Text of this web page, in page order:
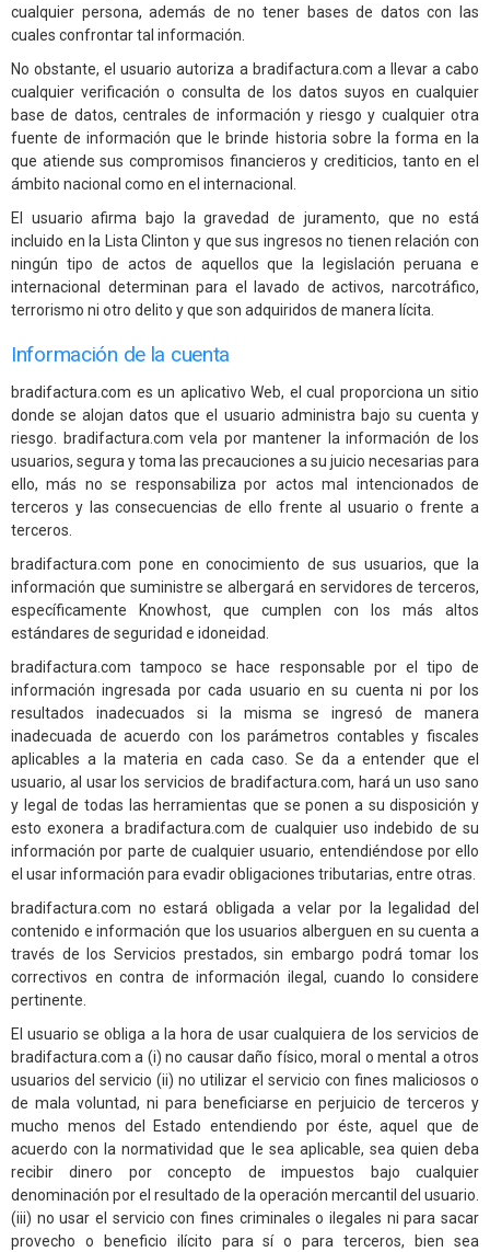
cualquier persona, además de no tener bases de datos con las
cuales confrontar tal información.
No obstante, el usuario autoriza a bradifactura.com a llevar a cabo
cualquier verificación o consulta de los datos suyos en cualquier
base de datos, centrales de información y riesgo y cualquier otra
fuente de información que le brinde historia sobre la forma en la
que atiende sus compromisos financieros y crediticios, tanto en el
ámbito nacional como en el internacional.
El usuario afirma bajo la gravedad de juramento, que no está
incluido en la Lista Clinton y que sus ingresos no tienen relación con
ningún tipo de actos de aquellos que la legislación peruana e
internacional determinan para el lavado de activos, narcotráfico,
terrorismo ni otro delito y que son adquiridos de manera lícita.
Información de la cuenta
bradifactura.com es un aplicativo Web, el cual proporciona un sitio
donde se alojan datos que el usuario administra bajo su cuenta y
riesgo. bradifactura.com vela por mantener la información de los
usuarios, segura y toma las precauciones a su juicio necesarias para
ello, más no se responsabiliza por actos mal intencionados de
terceros y las consecuencias de ello frente al usuario o frente a
terceros.
bradifactura.com pone en conocimiento de sus usuarios, que la
información que suministre se albergará en servidores de terceros,
específicamente Knowhost, que cumplen con los más altos
estándares de seguridad e idoneidad.
bradifactura.com tampoco se hace responsable por el tipo de
información ingresada por cada usuario en su cuenta ni por los
resultados inadecuados si la misma se ingresó de manera
inadecuada de acuerdo con los parámetros contables y fiscales
aplicables a la materia en cada caso. Se da a entender que el
usuario, al usar los servicios de bradifactura.com, hará un uso sano
y legal de todas las herramientas que se ponen a su disposición y
esto exonera a bradifactura.com de cualquier uso indebido de su
información por parte de cualquier usuario, entendiéndose por ello
el usar información para evadir obligaciones tributarias, entre otras.
bradifactura.com no estará obligada a velar por la legalidad del
contenido e información que los usuarios alberguen en su cuenta a
través de los Servicios prestados, sin embargo podrá tomar los
correctivos en contra de información ilegal, cuando lo considere
pertinente.
El usuario se obliga a la hora de usar cualquiera de los servicios de
bradifactura.com a (i) no causar daño físico, moral o mental a otros
usuarios del servicio (ii) no utilizar el servicio con fines maliciosos o
de mala voluntad, ni para beneficiarse en perjuicio de terceros y
mucho menos del Estado entendiendo por éste, aquel que de
acuerdo con la normatividad que le sea aplicable, sea quien deba
recibir dinero por concepto de impuestos bajo cualquier
denominación por el resultado de la operación mercantil del usuario.
(iii) no usar el servicio con fines criminales o ilegales ni para sacar
provecho o beneficio ilícito para sí o para terceros, bien sea